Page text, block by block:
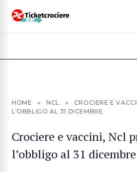
HOME » NCL »
CROCIERE E
L’OBBLIGO AL 31 DICEMBRE
Crociere e vaccini, Ncl
l’obbligo al 31 dicembre